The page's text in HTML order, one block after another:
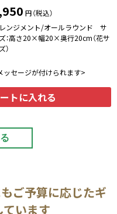
円（税込）
ンジメント/オールラウンド サ
：高さ20×幅20×奥行20cm（花サ
）
ッセージが付けられます>
トに入れる
ご予算に応じたギ
います